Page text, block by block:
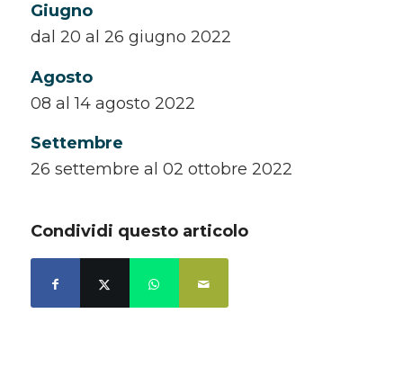
Giugno
dal 20 al 26 giugno 2022
Agosto
08 al 14 agosto 2022
Settembre
26 settembre al 02 ottobre 2022
Condividi questo articolo